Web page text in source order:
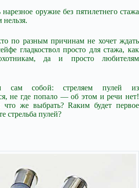
оружие без пятилетнего стажа
нельзя.
по разным причинам не хочет ждать
гладкоствол просто для стажа, как
да и просто любителям
сам собой: стреляем пулей из
не где попало — об этом и речи нет!
что же выбрать? Rаким будет первое
стрельба пулей?